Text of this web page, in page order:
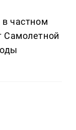
частном
Самолетной